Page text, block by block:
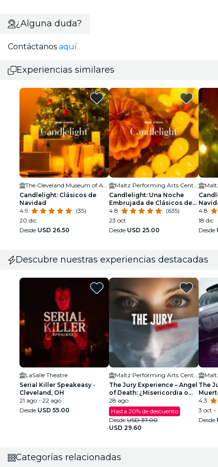
¿Alguna duda?
Contáctanos aquí
Experiencias similares
The Cleveland Museum of Art - Gartner Audiorium
Candlelight: Clásicos de
Navidad
4.9
(35)
20 dic
Desde USD 26.50
Maltz Performing Arts Center
Candlelight: Una Noche
Embrujada de Clásicos de
Halloween
4.8
(635)
23 oct
Desde USD 25.00
4.8
18 dic
Desde
Descubre nuestras experiencias destacadas
LaSalle Theatre
Serial Killer Speakeasy -
Cleveland, OH
21 ago - 22 ago
Desde USD 55.00
Maltz Performing Arts Center
The Jury Experience – Angel
of Death: ¿Misericordia o
Asesino?
28 ago
Hasta 20% de descuento
Desde USD 37.00
USD 29.60
The
4.3
3 oct -
Desde
Categorías relacionadas